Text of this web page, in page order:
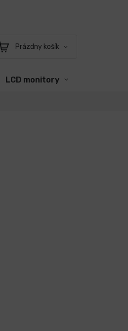
Nákupný
Prázdny košík
LCD monitory